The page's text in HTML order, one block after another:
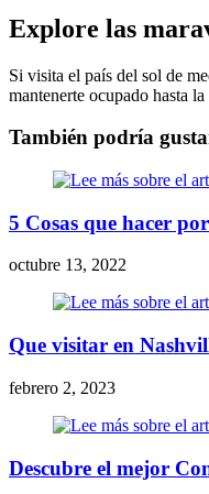
Explore las
Si visita el país del sol de
mantenerte ocupado hasta
También podría
5 Cosas que hacer
octubre 13, 2022
Que visitar en
febrero 2, 2023
Descubre el mejor